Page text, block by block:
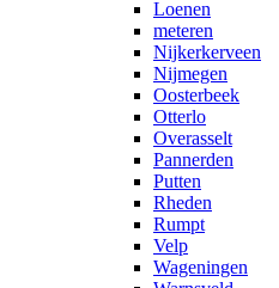
Loenen
meteren
Nijkerkerveen
Nijmegen
Oosterbeek
Otterlo
Overasselt
Pannerden
Putten
Rheden
Rumpt
Velp
Wageningen